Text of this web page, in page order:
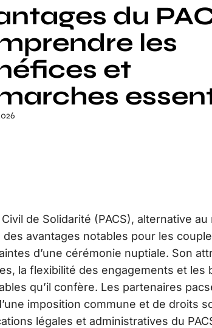
du
les
et
de Solidarité (PACS), alternative
avantages notables pour les
d’une cérémonie nuptiale. Son
la flexibilité des engagements et les
qu’il confère. Les partenaires
imposition commune et de droits
légales et administratives du